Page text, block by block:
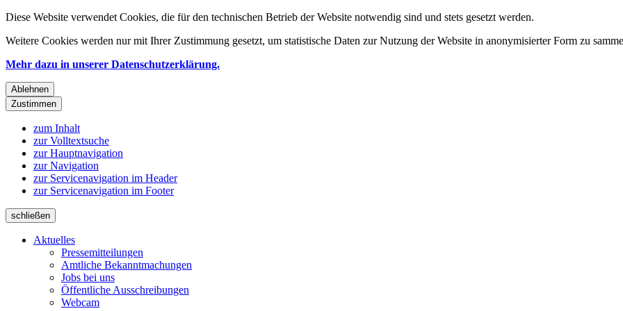
Diese Website verwendet Cookies, die für den technischen Betrieb der Website notwendig sind und stets gesetzt werden.
Weitere Cookies werden nur mit Ihrer Zustimmung gesetzt, um statistische Daten zur Nutzung der Website in anonymisierter Form zu
Mehr dazu in unserer Datenschutzerklärung.
Ablehnen
Zustimmen
zum Inhalt
zur Volltextsuche
zur Hauptnavigation
zur Navigation
zur Servicenavigation im Header
zur Servicenavigation im Footer
schließen
Aktuelles
Pressemitteilungen
Amtliche Bekanntmachungen
Jobs bei uns
Öffentliche Ausschreibungen
Webcam